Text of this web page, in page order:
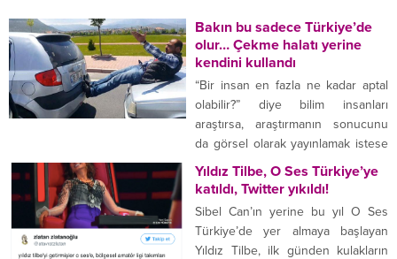
biri...
Bakın bu sadece Türkiye’de
olur… Çekme halatı yerine
kendini kullandı
“Bir insan en fazla ne kadar aptal
olabilir?” diye bilim insanları
araştırsa, araştırmanın sonucunu
da görsel olarak yayınlamak istese
işte bu fotoğrafı yayınlardı eminim.
Görüntü Kayseri-Talas yolunda
otomobilin kaputunda bir adam
uzanmış. Ayaklarıyla öndeki aracı
Yıldız Tilbe, O Ses Türkiye’ye
katıldı, Twitter yıkıldı!
Sibel Can’ın yerine bu yıl O Ses
Türkiye’de yer almaya başlayan
Yıldız Tilbe, ilk günden kulakların